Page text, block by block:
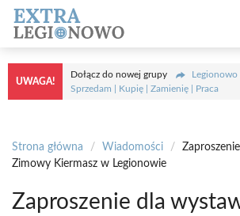
Przejdź
treści
UWAGA!
Dołącz do nowej grupy
Legionowo
Sprzedam | Kupię | Zamienię | Praca
Strona główna / Wiadomości /
Zimowy Kiermasz w Legionowie
Zaproszenie dla